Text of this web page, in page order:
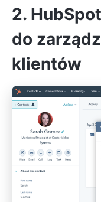
2.
do
klientów